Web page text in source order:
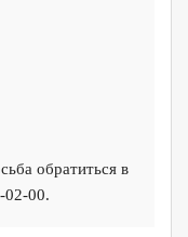
обратиться в
02-00.